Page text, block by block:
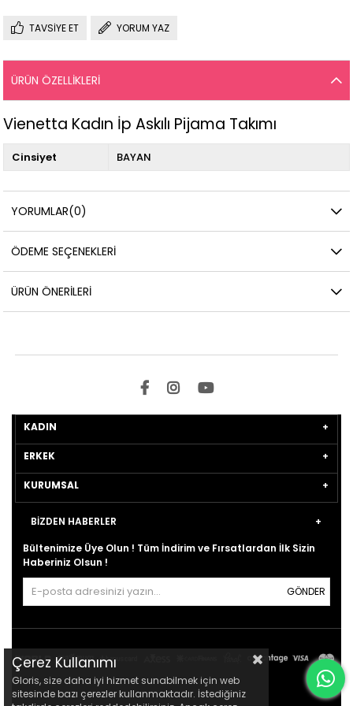
TAVSIYE ET YORUM YAZ
ÜRÜN ÖZELLIKLERI
Vienetta Kadın İp Askılı Pijama Takımı
Cinsiyet BAYAN
YORUMLAR(0)
ÖDEME SEÇENEKLERI
ÜRÜN ÖNERILERI
KADIN
ERKEK
KURUMSAL
BİZDEN HABERLER
Bültenimize Üye Olun ! Tüm İndirim ve Fırsatlardan İlk Sizin
Haberiniz Olsun !
GÖNDER
Çerez Kullanımı
Gloris, size daha iyi hizmet sunabilmek için web
sitesinde bazı çerezler kullanmaktadır. İstediğiniz